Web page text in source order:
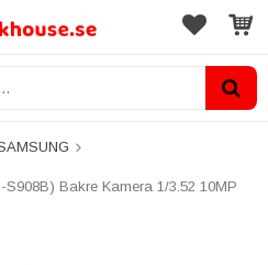
Bakre Kamera 1/3.52 10MP